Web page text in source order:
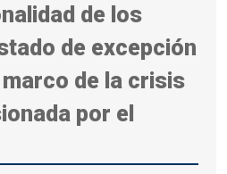
de los
de excepción
de la crisis
por el